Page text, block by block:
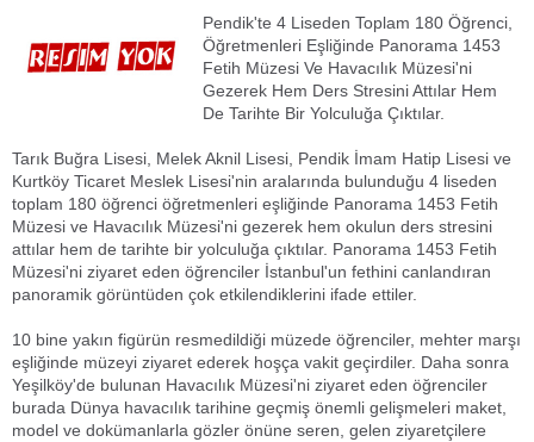
Pendik'te 4 Liseden Toplam 180 Öğrenci,
Öğretmenleri Eşliğinde Panorama 1453
Fetih Müzesi Ve Havacılık Müzesi'ni
Gezerek Hem Ders Stresini Attılar Hem
De Tarihte Bir Yolculuğa Çıktılar.
Tarık Buğra Lisesi, Melek Aknil Lisesi, Pendik İmam Hatip Lisesi ve
Kurtköy Ticaret Meslek Lisesi'nin aralarında bulunduğu 4 liseden
toplam 180 öğrenci öğretmenleri eşliğinde Panorama 1453 Fetih
Müzesi ve Havacılık Müzesi'ni gezerek hem okulun ders stresini
attılar hem de tarihte bir yolculuğa çıktılar. Panorama 1453 Fetih
Müzesi'ni ziyaret eden öğrenciler İstanbul'un fethini canlandıran
panoramik görüntüden çok etkilendiklerini ifade ettiler.
10 bine yakın figürün resmedildiği müzede öğrenciler, mehter marşı
eşliğinde müzeyi ziyaret ederek hoşça vakit geçirdiler. Daha sonra
Yeşilköy'de bulunan Havacılık Müzesi'ni ziyaret eden öğrenciler
burada Dünya havacılık tarihine geçmiş önemli gelişmeleri maket,
model ve dokümanlarla gözler önüne seren, gelen ziyaretçilere